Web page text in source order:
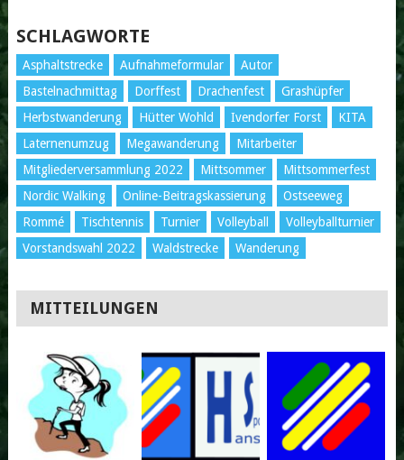
SCHLAGWORTE
Asphaltstrecke Aufnahmeformular
Autor
Bastelnachmittag
Dorffest Drachenfest
Grashüpfer
Herbstwanderung
Hütter Wohld Ivendorfer Forst
KITA
Laternenumzug
Megawanderung
Mitarbeiter
Mitgliederversammlung 2022
Mittsommer
Mittsommerfest
Nordic Walking
Online-Beitragskassierung
Ostseeweg
Rommé
Tischtennis Turnier Volleyball
Volleyballturnier
Vorstandswahl 2022
Waldstrecke Wanderung
MITTEILUNGEN